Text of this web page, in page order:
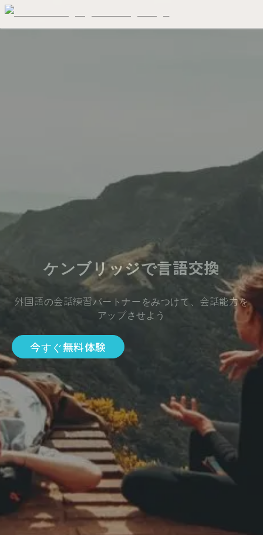
ケンブリッジで言語交換
外国語の会話練習パートナーをみつけて、会話能力を
アップさせよう
今すぐ無料体験